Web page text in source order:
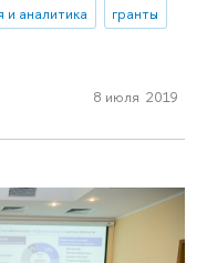
и аналитика
гранты
8 июля 2019